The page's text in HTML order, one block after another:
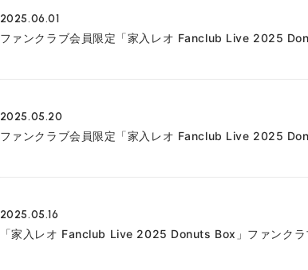
2025.06.01
ファンクラブ会員限定「家入レオ Fanclub Live 2025
2025.05.20
ファンクラブ会員限定「家入レオ Fanclub Live 2025
2025.05.16
「家入レオ Fanclub Live 2025 Donuts Box」ファンクラ